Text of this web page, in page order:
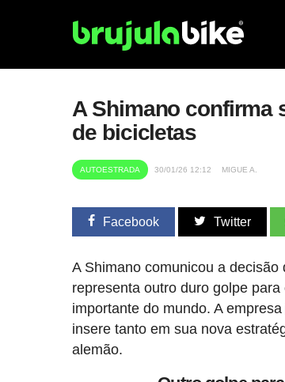
A Shimano confirma
de bicicletas
AUTOESTRADA 30/01/26 12:12 MIGUE A.
Facebook Twitter
A Shimano comunicou a
representa outro duro golpe
importante do mundo. A
insere tanto em sua nova
alemão.